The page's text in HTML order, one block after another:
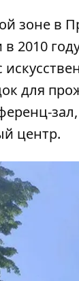
зоне в
2010
для
центр.